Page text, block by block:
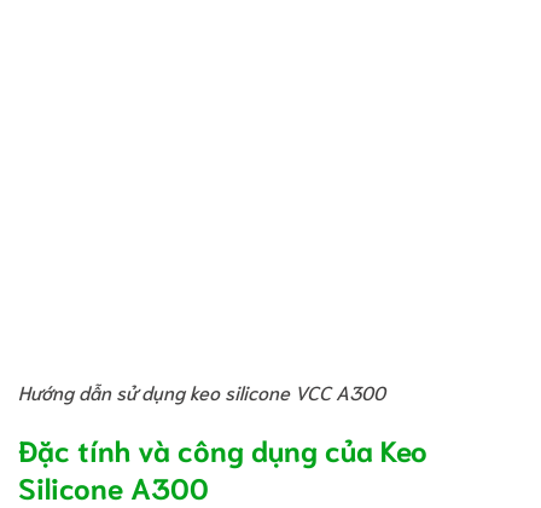
Hướng dẫn sử dụng keo silicone VCC A300
Đặc tính và công dụng của Keo
Silicone A300